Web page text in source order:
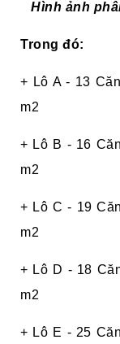
Hình ảnh
Trong đó:
+ Lô A - 13
m2
+ Lô B - 16
m2
+ Lô C - 19
m2
+ Lô D - 18
m2
+ Lô E - 25